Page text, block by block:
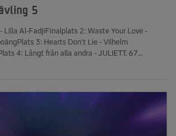
5
Lilla Al-FadjiFinalplats 2: Waste Your Love -
3: Hearts Don't Lie - Vilhelm
4: Långt från alla andra - JULIETT, 67
1: Dooset Daram - Meira Omar, 227 poäng